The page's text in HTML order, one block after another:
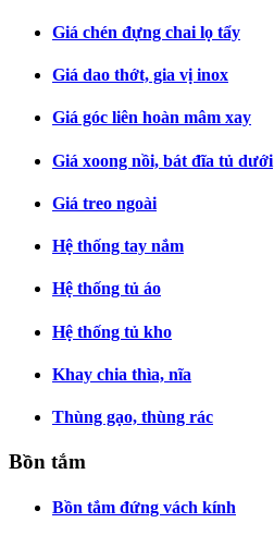
Giá chén đựng chai lọ tẩy
Giá dao thớt, gia vị inox
Giá góc liên hoàn mâm xay
Giá xoong nồi, bát đĩa tủ dưới
Giá treo ngoài
Hệ thống tay nắm
Hệ thống tủ áo
Hệ thống tủ kho
Khay chia thìa, nĩa
Thùng gạo, thùng rác
Bồn tắm
Bồn tắm đứng vách kính